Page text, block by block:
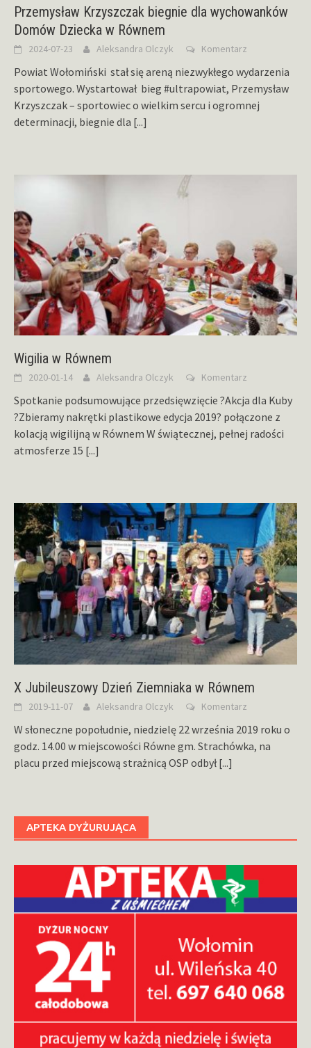
Przemysław Krzyszczak biegnie dla wychowanków
Domów Dziecka w Równem
2024-07-23 Aleksandra Olczyk Komentarz
Powiat Wołomiński stał się areną niezwykłego wydarzenia
sportowego. Wystartował bieg #ultrapowiat, Przemysław
Krzyszczak – sportowiec o wielkim sercu i ogromnej
determinacji, biegnie dla [...]
Wigilia w Równem
2020-01-14 Aleksandra Olczyk Komentarz
Spotkanie podsumowujące przedsięwzięcie ?Akcja dla Kuby
?Zbieramy nakrętki plastikowe edycja 2019? połączone z
kolacją wigilijną w Równem W świątecznej, pełnej radości
atmosferze 15 [...]
X Jubileuszowy Dzień Ziemniaka w Równem
2019-11-07 Aleksandra Olczyk Komentarz
W słoneczne popołudnie, niedzielę 22 września 2019 roku o
godz. 14.00 w miejscowości Równe gm. Strachówka, na
placu przed miejscową strażnicą OSP odbył[...]
APTEKA DYŻURUJĄCA